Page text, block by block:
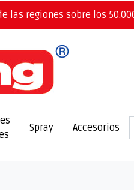
las regiones sobre los
Spray Accesorios